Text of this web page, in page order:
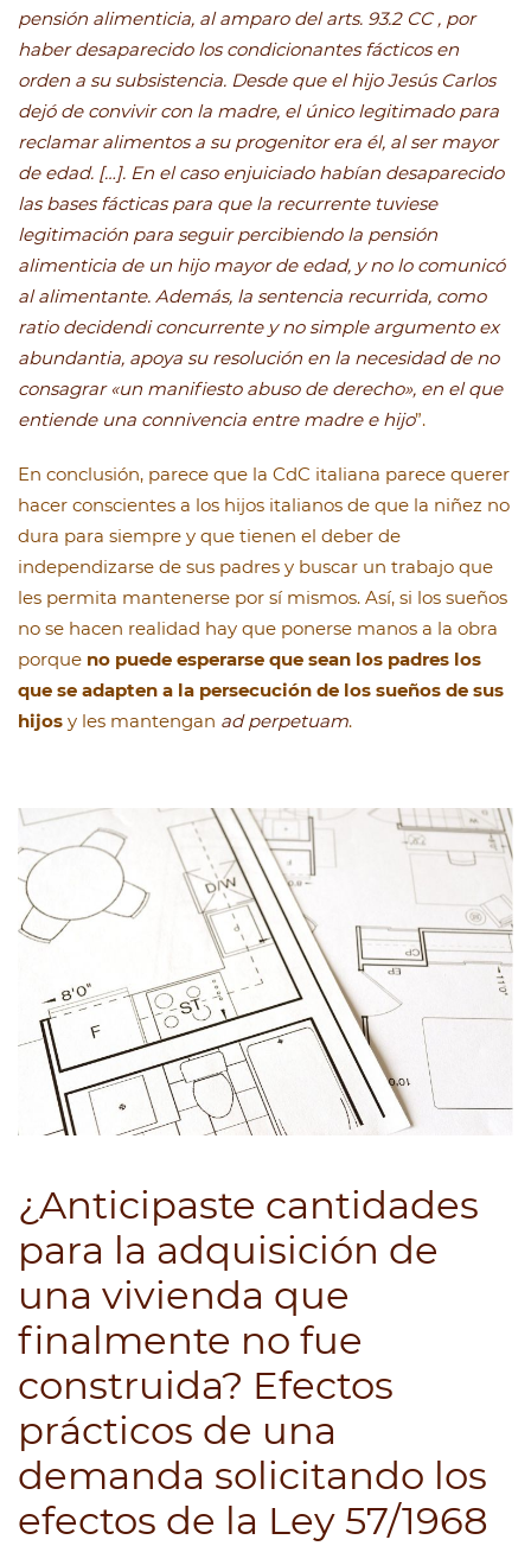
pensión alimenticia, al amparo del arts. 93.2 CC , por
haber desaparecido los condicionantes fácticos en
orden a su subsistencia. Desde que el hijo Jesús Carlos
dejó de convivir con la madre, el único legitimado para
reclamar alimentos a su progenitor era él, al ser mayor
de edad. […]. En el caso enjuiciado habían desaparecido
las bases fácticas para que la recurrente tuviese
legitimación para seguir percibiendo la pensión
alimenticia de un hijo mayor de edad, y no lo comunicó
al alimentante. Además, la sentencia recurrida, como
ratio decidendi concurrente y no simple argumento ex
abundantia, apoya su resolución en la necesidad de no
consagrar «un manifiesto abuso de derecho», en el que
entiende una connivencia entre madre e hijo”.
En conclusión, parece que la CdC italiana parece querer
hacer conscientes a los hijos italianos de que la niñez no
dura para siempre y que tienen el deber de
independizarse de sus padres y buscar un trabajo que
les permita mantenerse por sí mismos. Así, si los sueños
no se hacen realidad hay que ponerse manos a la obra
porque no puede esperarse que sean los padres los
que se adapten a la persecución de los sueños de sus
hijos y les mantengan ad perpetuam.
¿Anticipaste cantidades
para la adquisición de
una vivienda que
finalmente no fue
construida? Efectos
prácticos de una
demanda solicitando los
efectos de la Ley 57/1968